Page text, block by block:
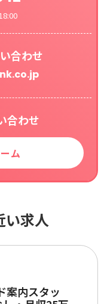
合わせ
合わせ
ム
い求人
案内スタッ